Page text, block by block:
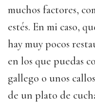
muchos factores,
estés. En mi caso,
hay muy pocos
en los que puedas
gallego o unos
de un plato de